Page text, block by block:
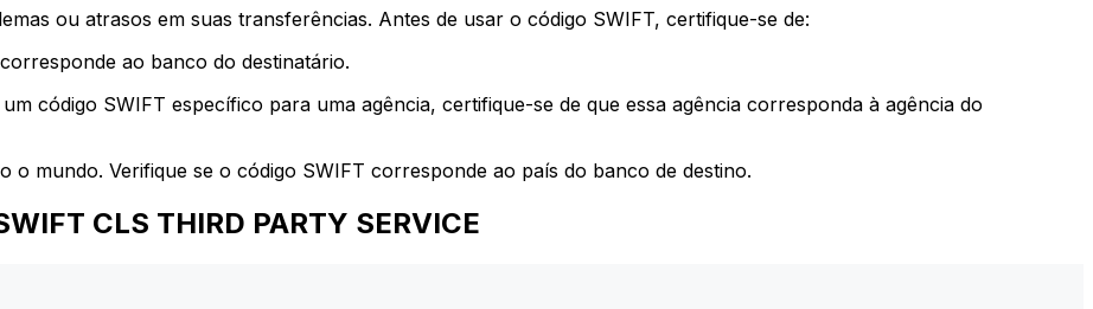
ou atrasos em suas transferências. Antes de usar o código SWIFT, certifique-se de:
ao banco do destinatário.
código SWIFT específico para uma agência, certifique-se de que essa agência corresponda à agência do
o mundo. Verifique se o código SWIFT corresponde ao país do banco de destino.
CLS THIRD PARTY SERVICE